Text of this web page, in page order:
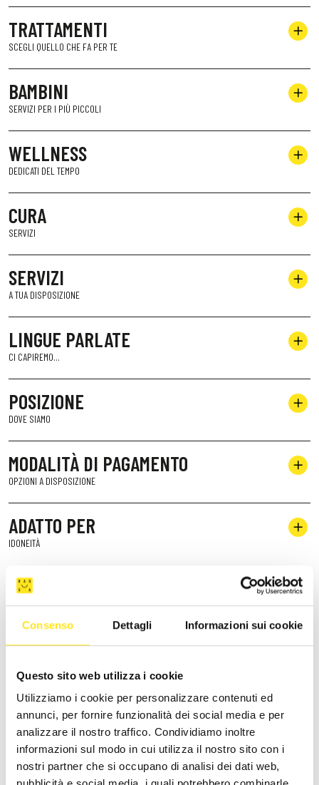
Consenso Dettagli Informazioni sui cookie
Questo sito web utilizza i cookie
Utilizziamo i cookie per personalizzare contenuti ed
annunci, per fornire funzionalità dei social media e per
analizzare il nostro traffico. Condividiamo inoltre
informazioni sul modo in cui utilizza il nostro sito con i
nostri partner che si occupano di analisi dei dati web,
TRATTAMENTI
SCEGLI QUELLO CHE FA PER TE
BAMBINI
SERVIZI PER I PIÙ PICCOLI
WELLNESS
DEDICATI DEL TEMPO
CURA
SERVIZI
SERVIZI
A TUA DISPOSIZIONE
LINGUE PARLATE
CI CAPIREMO...
POSIZIONE
DOVE SIAMO
MODALITÀ DI PAGAMENTO
OPZIONI A DISPOSIZIONE
ADATTO PER
IDONEITÀ
STRUTTURE SIMILI